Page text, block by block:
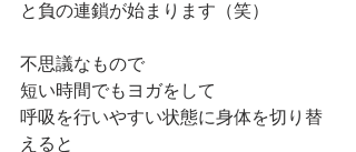
と負の連鎖が始まります（笑）
不思議なもので
短い時間でもヨガをして
呼吸を行いやすい状態に身体を切り替
えると